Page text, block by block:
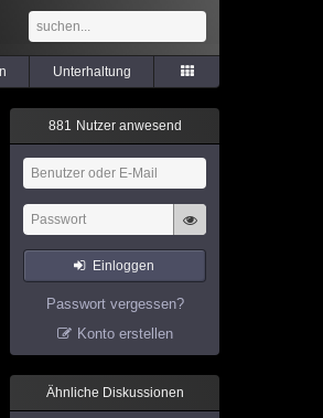
Unterhaltung
881 Nutzer anwesend
Einloggen
Passwort vergessen?
Konto erstellen
Ähnliche Diskussionen